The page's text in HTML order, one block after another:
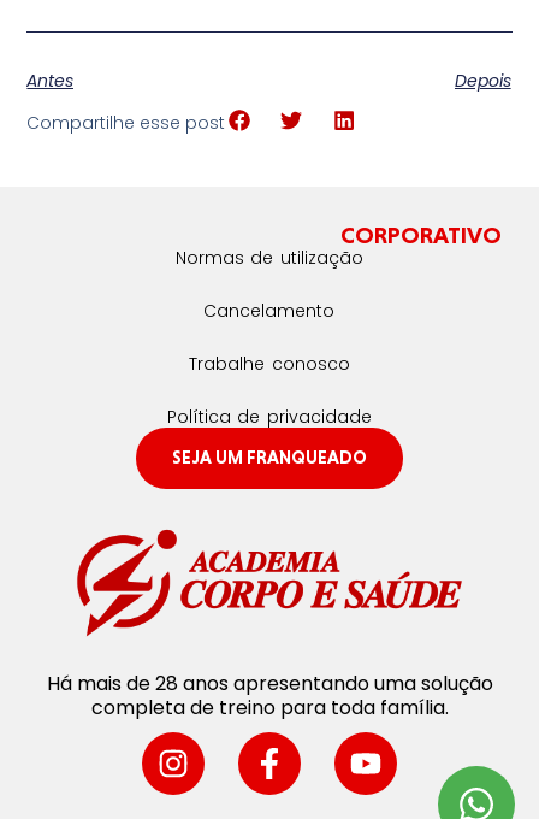
Antes
Depois
Compartilhe esse post
CORPORATIVO
Normas de utilização
Cancelamento
Trabalhe conosco
Política de privacidade
SEJA UM FRANQUEADO
Há mais de 28 anos apresentando uma solução
completa de treino para toda família.